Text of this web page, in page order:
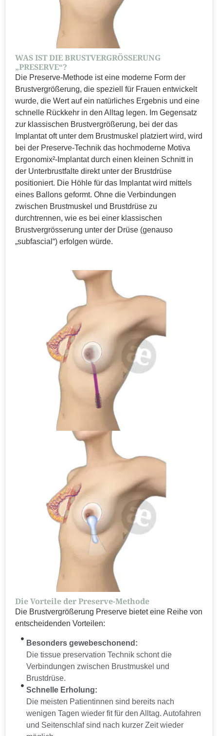
WAS IST DIE BRUSTVERGRÖSSERUNG „
PRESERVE“?
Die Preserve-Methode ist eine moderne Form der
Brustvergrößerung, die speziell für Frauen entwickelt
wurde, die Wert auf ein natürliches Ergebnis und eine
schnelle Rückkehr in den Alltag legen. Im Gegensatz
zur klassischen Brustvergrößerung, bei der das
Implantat oft unter dem Brustmuskel platziert wird, wird
bei der Preserve-Technik das hochmoderne Motiva
Ergonomix²-Implantat durch einen kleinen Schnitt in
der Unterbrustfalte direkt unter der Brustdrüse
positioniert. Die Höhle für das Implantat wird mittels
eines Ballons geformt. Ohne die Verbindungen
zwischen Brustmuskel und Brustdrüse zu
durchtrennen, wie es bei einer klassischen
Brustvergrösserung unter der Drüse (genauso
„subfascial“) erfolgen würde.
Die Vorteile der Preserve-Methode
Die Brustvergrößerung Preserve bietet eine Reihe von
entscheidenden Vorteilen:
Besonders gewebeschonend:
Die tissue preservation Technik schont die
Verbindungen zwischen Brustmuskel und
Brustdrüse.
Schnelle Erholung:
Die meisten Patientinnen sind bereits nach
wenigen Tagen wieder fit für den Alltag. Autofahren
und Seitenschlaf sind nach kurzer Zeit wieder